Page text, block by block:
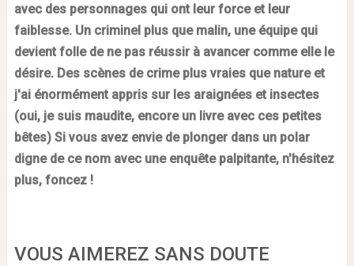
avec des personnages qui ont leur force et leur
faiblesse. Un criminel plus que malin, une équipe qui
devient folle de ne pas réussir à avancer comme elle le
désire. Des scènes de crime plus vraies que nature et
j'ai énormément appris sur les araignées et insectes
(oui, je suis maudite, encore un livre avec ces petites
bêtes) Si vous avez envie de plonger dans un polar
digne de ce nom avec une enquête palpitante, n'hésitez
plus, foncez !
VOUS AIMEREZ SANS DOUTE